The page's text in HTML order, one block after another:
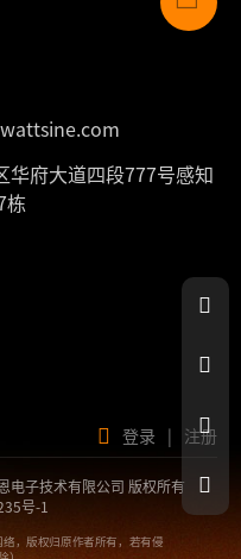
华府大道四段777号感知
栋
登录 | 注册
子技术有限公司 版权所有
号-1
络，版权归原作者所有，若有侵